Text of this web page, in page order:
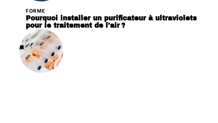
FORME
Pourquoi installer un purificateur à ultraviolets
pour le traitement de l’air ?